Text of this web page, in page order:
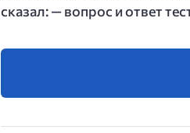
сказал: — вопрос и ответ